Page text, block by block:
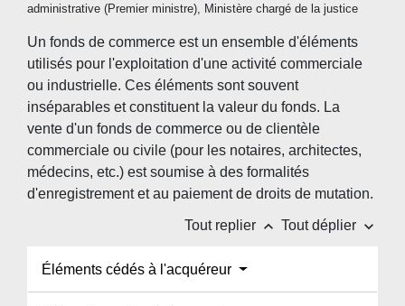
administrative (Premier ministre), Ministère chargé de la justice
Un fonds de commerce est un ensemble d'éléments
utilisés pour l'exploitation d'une activité commerciale
ou industrielle. Ces éléments sont souvent
inséparables et constituent la valeur du fonds. La
vente d'un fonds de commerce ou de clientèle
commerciale ou civile (pour les notaires, architectes,
médecins, etc.) est soumise à des formalités
d'enregistrement et au paiement de droits de mutation.
Tout replier keyboard_arrow_up Tout déplier keyboard_arrow_down
Éléments cédés à l'acquéreur